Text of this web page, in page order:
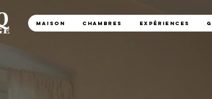
Maison Chambres Expériences